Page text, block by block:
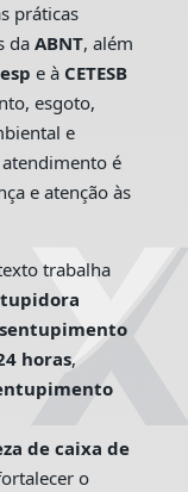
práticas
da ABNT, além
e à CETESB
esgoto,
e
é
e atenção às
trabalha
horas,
de caixa de
o